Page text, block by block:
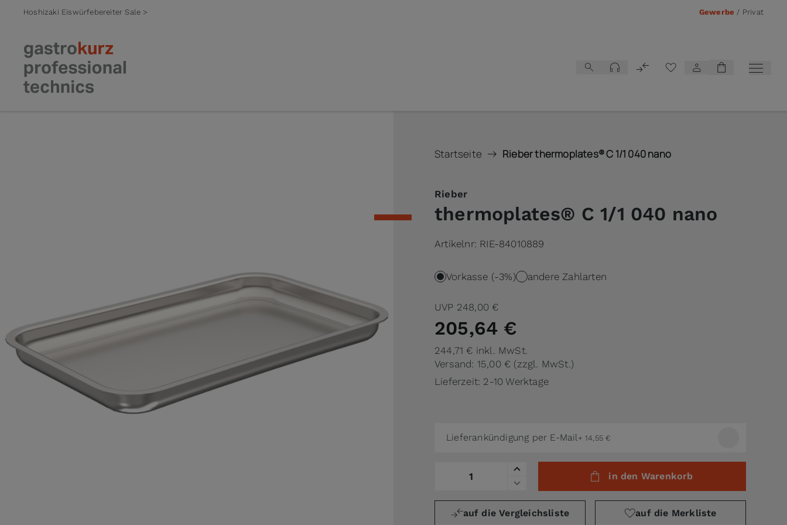
Hoshizaki Eiswürfebereiter Sale > Gewerbe / Privat
Startseite Rieber thermoplates® C 1/1 040 nano
Rieber
thermoplates® C 1/1 040 nano
Artikelnr: RIE-84010889
Vorkasse (-3%) andere Zahlarten
UVP 248,00 €
205,64 €
244,71 € inkl. MwSt.
Versand: 15,00 € (zzgl. MwSt.)
Lieferzeit: 2-10 Werktage
Lieferankündigung per E-Mail+ 14,55 €
in den Warenkorb
auf die Vergleichsliste auf die Merkliste